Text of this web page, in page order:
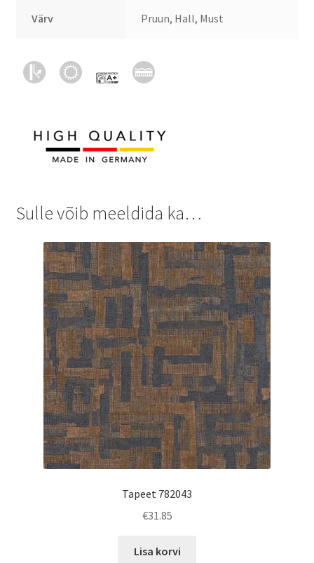
Värv Pruun, Hall, Must
Sulle võib meeldida ka…
Tapeet 782043
€31.85
Lisa korvi